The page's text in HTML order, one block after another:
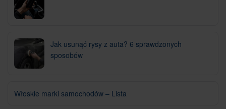
Jak usunąć rysy z auta? 6 sprawdzonych
sposobów
Włoskie marki samochodów – Lista